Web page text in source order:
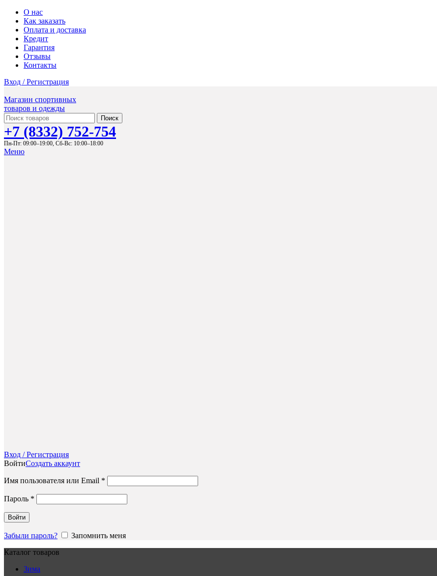
О нас
Как заказать
Оплата и доставка
Кредит
Гарантия
Отзывы
Контакты
Вход / Регистрация
Магазин спортивных
товаров и одежды
Поиск
+7 (8332) 752-754
Пн-Пт: 09:00–19:00, Сб-Вс: 10:00–18:00
Меню
Вход / Регистрация
ВойтиСоздать аккаунт
Имя пользователя или Email *
Пароль *
Войти
Забыли пароль?
Запомнить меня
Каталог товаров
Зима